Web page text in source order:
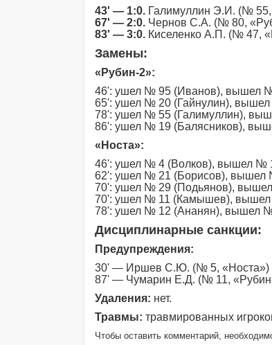
43' — 1:0. Галимуллин Э.И. (№
67' — 2:0. Чернов С.А. (№ 80,
83' — 3:0. Киселенко А.П. (№ 47,
Замены:
«Рубин-2»:
46': ушел № 95 (Иванов), вышел №
65': ушел № 20 (Гайнулин),
78': ушел № 55 (Галимуллин),
86': ушел № 19 (Балясников),
«Носта»:
46': ушел № 4 (Волков), вышел №
62': ушел № 21 (Борисов),
70': ушел № 29 (Подьянов),
70': ушел № 11 (Камышев),
78': ушел № 12 (Ананян), вышел
Дисциплинарные санкции:
Предупреждения:
30' — Иршев С.Ю. (№ 5, «Носта»)
87' — Чумарин Е.Д. (№ 11,
Удаления: нет.
Травмы: травмированных
Чтобы оставить комментарий,